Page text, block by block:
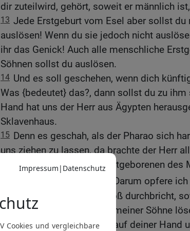
dir zuteilwird, gehört, soweit er männlich
13 Jede Erstgeburt vom Esel aber sollst
auslösen! Wenn du sie jedoch nicht
ihr das Genick! Auch alle menschliche
Söhnen sollst du auslösen.
14 Und es soll geschehen, wenn dich
Was {bedeutet} das?, dann sollst du zu
Hand hat uns der Herr aus Ägypten
Sklavenhaus.
15 Denn es geschah, als der Pharao sich
uns ziehen zu lassen, da brachte der Herr
Land Ägypten um, vom Erstgeborenen des
Erstgeborenen des Viehs. Darum opfere
was zuerst den Mutterschoß durchbricht,
aber jeden Erstgeborenen meiner Söhne
16 Das sei dir ein Zeichen auf deiner Hand